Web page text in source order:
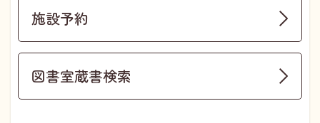
施設予約
図書室蔵書検索